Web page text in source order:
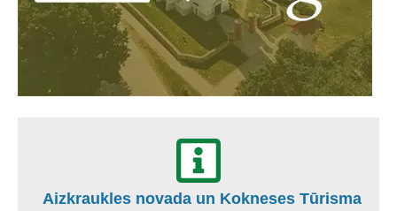
Aizkraukles novada un Kokneses Tūrisma